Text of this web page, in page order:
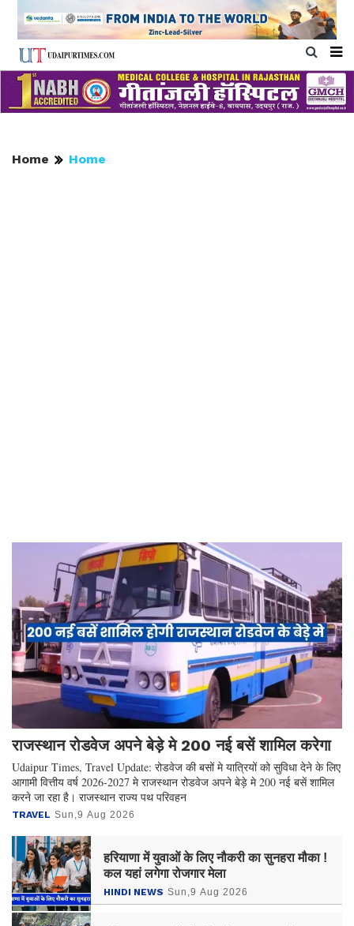
Home Home
राजस्थान रोडवेज अपने बेड़े मे 200 नई बसें शामिल करेगा
Udaipur Times, Travel Update: रोडवेज की बसों मे यात्रियों को सुविधा देने के लिए
आगामी वित्तीय वर्ष 2026-2027 मे राजस्थान रोडवेज अपने बेड़े मे 200 नई बसें शामिल
करने जा रहा है। राजस्थान राज्य पथ परिवहन
TRAVEL Sun,9 Aug 2026
हरियाणा में युवाओं के लिए नौकरी का सुनहरा मौका !
कल यहां लगेगा रोजगार मेला
HINDI NEWS Sun,9 Aug 2026